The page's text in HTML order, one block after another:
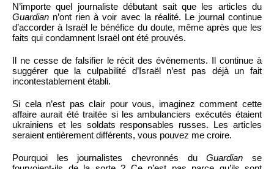
N’importe quel journaliste débutant sait que les articles du
Guardian n’ont rien à voir avec la réalité. Le journal continue
d’accorder à Israël le bénéfice du doute, même après que les
faits qui condamnent Israël ont été prouvés.
Il ne cesse de falsifier le récit des évènements. Il continue à
suggérer que la culpabilité d’Israël n’est pas déjà un fait
incontestablement établi.
Si cela n’est pas clair pour vous, imaginez comment cette
affaire aurait été traitée si les ambulanciers exécutés étaient
ukrainiens et les soldats responsables russes. Les articles
seraient entièrement différents, vous pouvez me croire.
Pourquoi les journalistes chevronnés duGuardian se